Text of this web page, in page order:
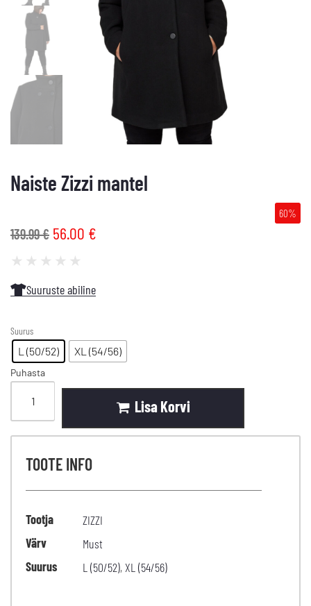
Naiste Zizzi mantel
60%
139.99€ 56.00 €
★ ★ ★ ★ ★
Suuruste abiline
Suurus
L (50/52) XL (54/56)
Puhasta
Lisa Korvi
TOOTE INFO
Tootja
ZIZZI
Värv
Must
Suurus
L (50/52),XL (54/56)